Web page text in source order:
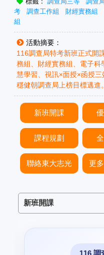
考
調查工作組 財經實務組
組
活動摘要：
116調查局特考新班正式開
務組、財經實務組、電子
慧學習、視訊×面授×函授三
穩健朝調查局上榜目標邁進。
新班開課
課程規劃
聯絡東大志光 更
新班開課
116 調